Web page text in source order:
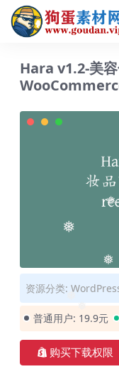
❅
❅
❅
❅
❅
Hara v1.2-美
资源分类:
普通用户: 19.9元
购买下载权限